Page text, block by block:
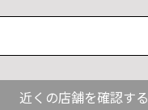
近くの店舗を確認する